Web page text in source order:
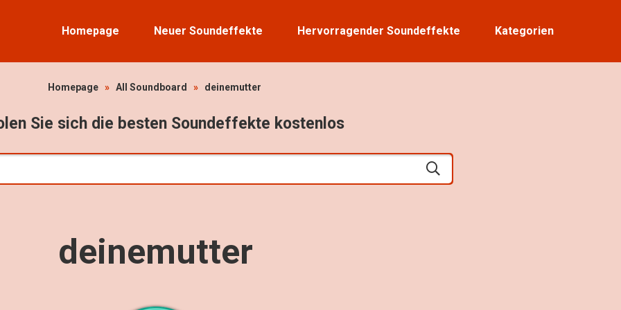
Homepage Neuer Soundeffekte Hervorragender Soundeffekte Kategorien
Homepage » All Soundboard » deinemutter
Sie sich die besten Soundeffekte kostenlos
deinemutter